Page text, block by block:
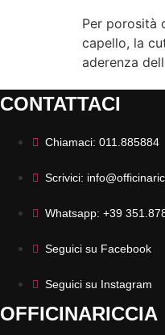
Per porosità
capello, la
aderenza
CONTATTACI
Chiamaci: 011.885884
Scrivici:
Whatsapp: +39
Seguici su Facebook
Seguici su Instagram
OFFICINARICCIA